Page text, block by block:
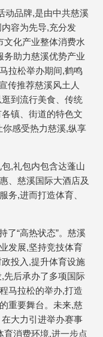
动品牌,是由中共慈溪
容为先导,充分发
文化产业整体消费水
务助力慈溪优势产业
拉松举办期间,鹤鸣
传推荐慈溪风土人
到流行美食、传统
镇、街道的特色文
感受热力慈溪,纵享
,礼包内包含达蓬山
、慈溪国际大酒店及
务,进而打造体育、
了“高热状态”。慈溪
发展,坚持竞技体育
投入,提升体育设施
先后承办了多项国际
马拉松的举办,打造
重要舞台。未来,慈
大力引进举办赛事
育消费环境,进一步点